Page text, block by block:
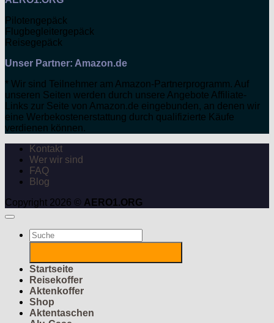
Pilotengepäck
Flugbegleitergepäck
Reisegepäck
Unser Partner: Amazon.de
* Wir sind Teilnehmer am Amazon-Partnerprogramm. Auf
unseren Seiten werden durch unsere Angebote Affiliate-
Links zur Seite von Amazon.de eingebunden, an denen wir
eine Werbekostenerstattung durch qualifizierte Käufe
verdienen können.
Kontakt
Wer wir sind
FAQ
Blog
Copyright 2026 © AERO1.ORG
Suchen
nach:
Startseite
Reisekoffer
Aktenkoffer
Shop
Aktentaschen